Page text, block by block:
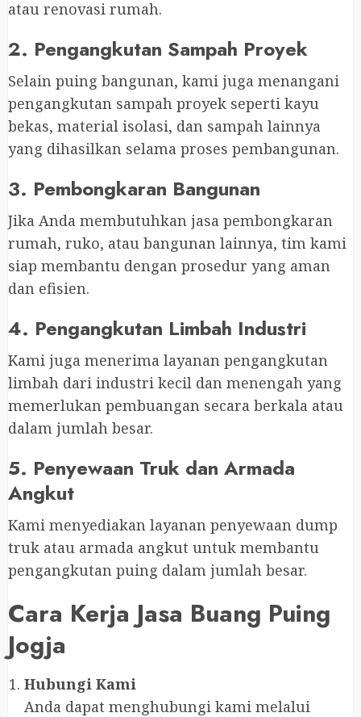
atau renovasi rumah.
2. Pengangkutan Sampah Proyek
Selain puing bangunan, kami juga menangani
pengangkutan sampah proyek seperti kayu
bekas, material isolasi, dan sampah lainnya
yang dihasilkan selama proses pembangunan.
3. Pembongkaran Bangunan
Jika Anda membutuhkan jasa pembongkaran
rumah, ruko, atau bangunan lainnya, tim kami
siap membantu dengan prosedur yang aman
dan efisien.
4. Pengangkutan Limbah Industri
Kami juga menerima layanan pengangkutan
limbah dari industri kecil dan menengah yang
memerlukan pembuangan secara berkala atau
dalam jumlah besar.
5. Penyewaan Truk dan Armada
Angkut
Kami menyediakan layanan penyewaan dump
truk atau armada angkut untuk membantu
pengangkutan puing dalam jumlah besar.
Cara Kerja Jasa Buang Puing
Jogja
Hubungi Kami
Anda dapat menghubungi kami melalui